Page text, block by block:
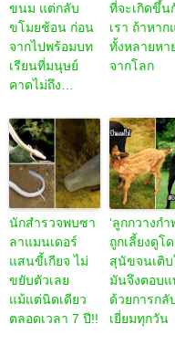
ขนม แต่กลับ
ขโมยช้อน ก่อน
จากไปพร้อมบท
เรียนที่มนุษย์
คาดไม่ถึง…
ที่จะเกิดขึ้น
เรา ถ้าหาก
ทั้งหลายหา
จากโลก
นักสำรวจพบซา
ลาแมนเดอร์
แสนขี้เกียจ ไม่
ขยับตัวเลย
แม้แต่นิดเดียว
ตลอดเวลา 7 ปี!!
‘ลูกกวางกำ
ถูกเลี้ยงดูโ
สุนัขจนเติ
มันจึงตอบ
ด้วยการกลั
เยี่ยมทุกวัน